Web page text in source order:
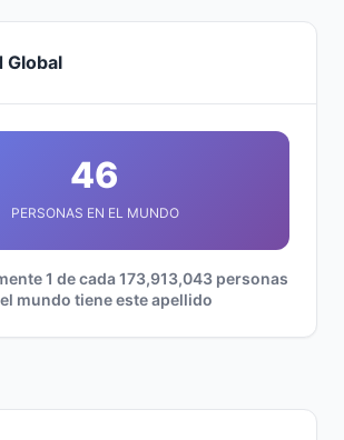
Global
46
PERSONAS EN EL MUNDO
1 de cada 173,913,043 personas
mundo tiene este apellido